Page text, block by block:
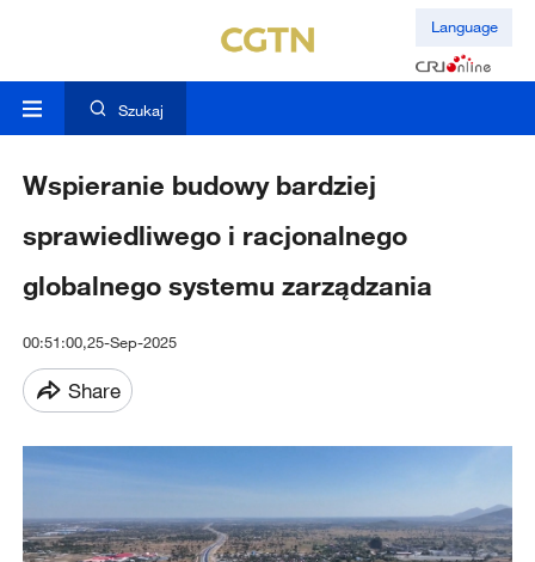
Language
Szukaj
Wspieranie budowy bardziej
sprawiedliwego i racjonalnego
globalnego systemu zarządzania
00:51:00,25-Sep-2025
Share